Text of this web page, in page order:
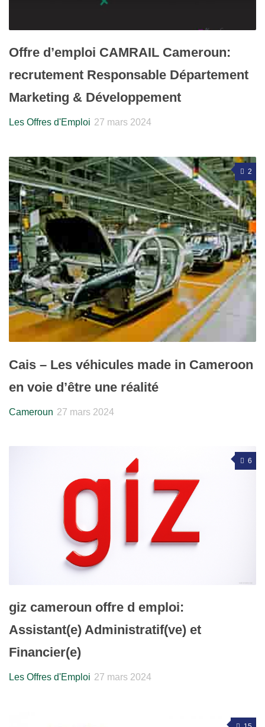
Offre d’emploi CAMRAIL Cameroun:
recrutement Responsable Département
Marketing & Développement
Les Offres d'Emploi 27 mars 2024
2
Cais – Les véhicules made in Cameroon
en voie d’être une réalité
Cameroun 27 mars 2024
6
giz cameroun offre d emploi:
Assistant(e) Administratif(ve) et
Financier(e)
Les Offres d'Emploi 27 mars 2024